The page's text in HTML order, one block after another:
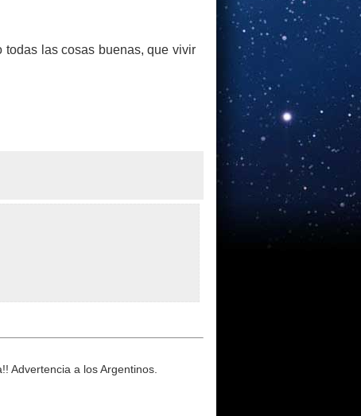
todas las cosas buenas, que vivir
Advertencia a los Argentinos.